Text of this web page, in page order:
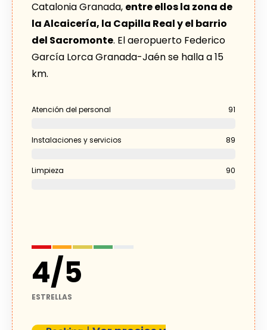
Catalonia Granada, entre ellos la zona de
la Alcaicería, la Capilla Real y el barrio
del Sacromonte. El aeropuerto Federico
García Lorca Granada-Jaén se halla a 15
km.
Atención del personal 91
Instalaciones y servicios 89
Limpieza 90
4/5
ESTRELLAS